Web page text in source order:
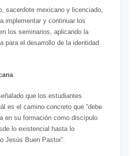
sacerdote mexicano y licenciado,
implementar y continuar los
los seminarios, aplicando la
para el desarrollo de la identidad
que los estudiantes
es el camino concreto que “debe
en su formación como discípulo
lo existencial hasta lo
Jesús Buen Pastor”.